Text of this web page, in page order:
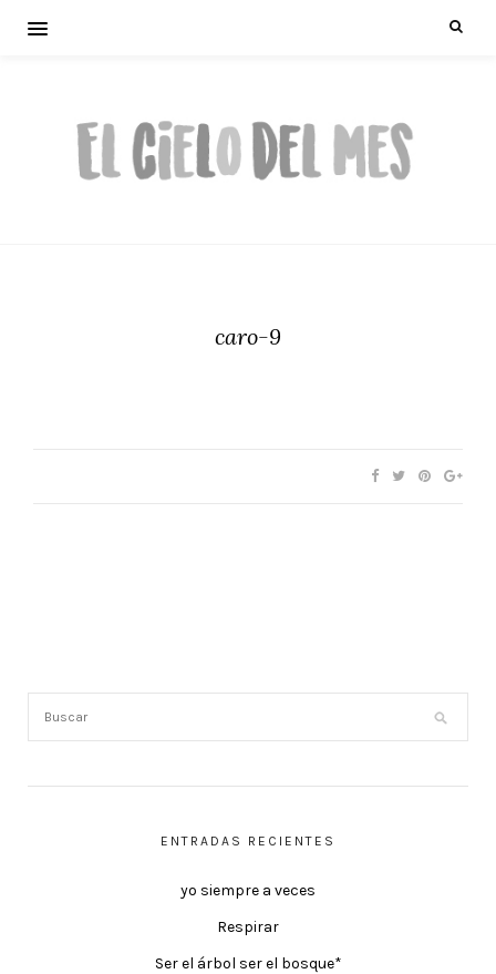
caro-9
ENTRADAS RECIENTES
yo siempre a veces
Respirar
Ser el árbol ser el bosque*